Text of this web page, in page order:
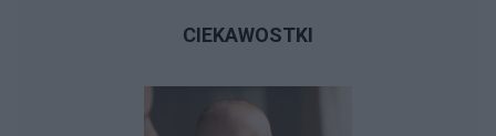
CIEKAWOSTKI